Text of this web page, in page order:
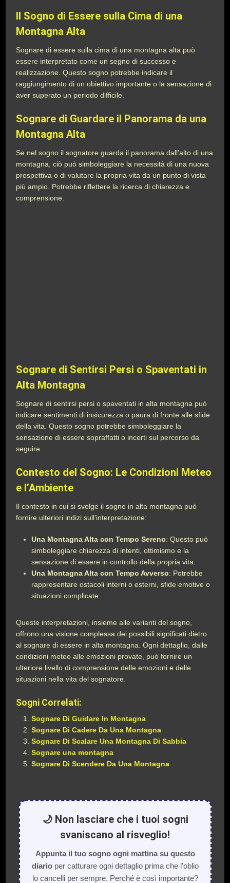
Il Sogno di Essere sulla Cima di una
Montagna Alta
Sognare di essere sulla cima di una montagna alta può
essere interpretato come un segno di successo e
realizzazione. Questo sogno potrebbe indicare il
raggiungimento di un obiettivo importante o la sensazione di
aver superato un periodo difficile.
Sognare di Guardare il Panorama da una
Montagna Alta
Se nel sogno il sognatore guarda il panorama dall’alto di una
montagna, ciò può simboleggiare la necessità di una nuova
prospettiva o di valutare la propria vita da un punto di vista
più ampio. Potrebbe riflettere la ricerca di chiarezza e
comprensione.
Sognare di Sentirsi Persi o Spaventati in
Alta Montagna
Sognare di sentirsi persi o spaventati in alta montagna può
indicare sentimenti di insicurezza o paura di fronte alle sfide
della vita. Questo sogno potrebbe simboleggiare la
sensazione di essere sopraffatti o incerti sul percorso da
seguire.
Contesto del Sogno: Le Condizioni Meteo
e l’Ambiente
Il contesto in cui si svolge il sogno in alta montagna può
fornire ulteriori indizi sull’interpretazione:
Una Montagna Alta con Tempo Sereno: Questo può
simboleggiare chiarezza di intenti, ottimismo e la
sensazione di essere in controllo della propria vita.
Una Montagna Alta con Tempo Avverso: Potrebbe
rappresentare ostacoli interni o esterni, sfide emotive o
situazioni complicate.
Queste interpretazioni, insieme alle varianti del sogno,
offrono una visione complessa dei possibili significati dietro
al sognare di essere in alta montagna. Ogni dettaglio, dalle
condizioni meteo alle emozioni provate, può fornire un
ulteriore livello di comprensione delle emozioni e delle
situazioni nella vita del sognatore.
Sogni Correlati:
Sognare Di Guidare In Montagna
Sognare Di Cadere Da Una Montagna
Sognare Di Scalare Una Montagna Di Sabbia
Sognare una montagna
Sognare Di Scendere Da Una Montagna
🌙 Non lasciare che i tuoi sogni
svaniscano al risveglio!
Appunta il tuo sogno ogni mattina su questo
diarioper catturare ogni dettaglio prima che l'oblio
lo cancelli per sempre. Perché è così importante?